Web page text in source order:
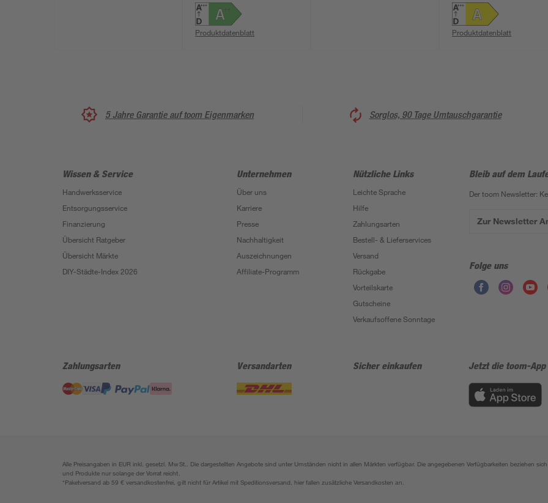
Produktdatenblatt Produktdatenblatt
5 Jahre Garantie auf toom Eigenmarken Sorglos, 90 Tage Umtauschgarantie
Wissen & Service
Handwerksservice
Entsorgungsservice
Finanzierung
Übersicht Ratgeber
Übersicht Märkte
DIY-Städte-Index 2026
Unternehmen
Über uns
Karriere
Presse
Nachhaltigkeit
Auszeichnungen
Affiliate-Programm
Nützliche Links
Leichte Sprache
Hilfe
Zahlungsarten
Bestell- & Lieferservices
Versand
Rückgabe
Vorteilskarte
Gutscheine
Verkaufsoffene Sonntage
Bleib auf dem
Der toom Newsletter:
Zur Newsletter
Folge uns
Zahlungsarten Versandarten Sicher einkaufen Jetzt die toom-
Alle Preisangaben in EUR inkl. gesetzl. MwSt.. Die dargestellten Angebote sind unter Umständen nicht in allen Märkten verfügbar. Die angegebenen Verfügbarkeiten beziehen
und Produkte nur solange der Vorrat reicht.
*Paketversand ab 59 € versandkostenfrei, gilt nicht für Artikel mit Speditionsversand, hier fallen zusätzliche Versandkosten an.